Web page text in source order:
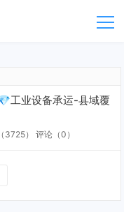
工业设备承运-县域覆
3725） 评论（0 ）